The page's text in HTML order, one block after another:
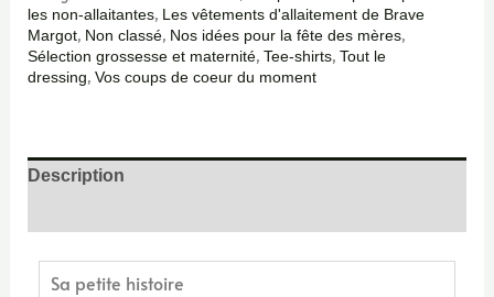
les non-allaitantes, Les vêtements d'allaitement de Brave
Margot, Non classé, Nos idées pour la fête des mères,
Sélection grossesse et maternité, Tee-shirts, Tout le
dressing, Vos coups de coeur du moment
Description
Sa petite histoire